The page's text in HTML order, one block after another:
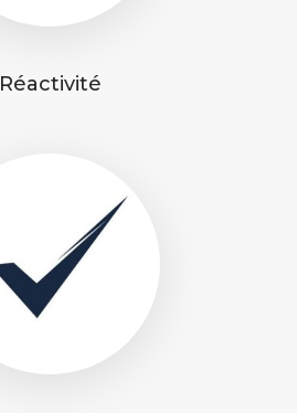
Réactivité